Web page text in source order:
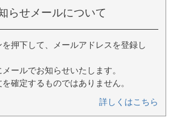
らせメールについて
押下して、メールアドレスを登録し
ールでお知らせいたします。
確定するものではありません。
詳しくはこちら